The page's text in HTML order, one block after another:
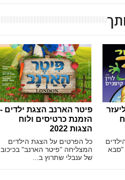
"סבא
פיטר הארנב הצגת ילדים -
הזמנת כרטיסים ולוח
הצגות 2022
כל הפרטים על הצגת הילדים
המצליחה "פיטר הארנב"
של ענבלי שתרוץ ב...